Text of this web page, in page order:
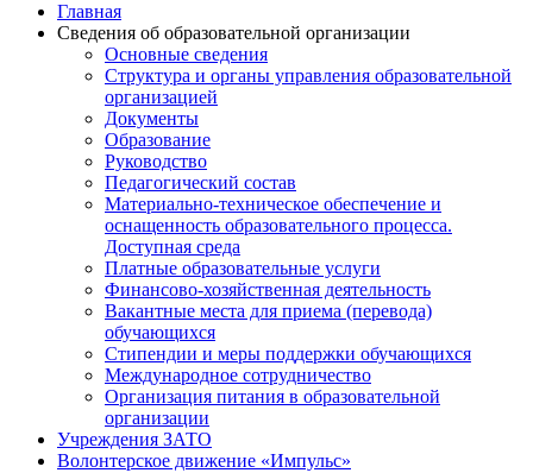
Главная
Сведения об образовательной организации
Основные сведения
Структура и органы управления образовательной
организацией
Документы
Образование
Руководство
Педагогический состав
Материально-техническое обеспечение и
оснащенность образовательного процесса.
Доступная среда
Платные образовательные услуги
Финансово-хозяйственная деятельность
Вакантные места для приема (перевода)
обучающихся
Стипендии и меры поддержки обучающихся
Международное сотрудничество
Организация питания в образовательной
организации
Учреждения ЗАТО
Волонтерское движение «Импульс»